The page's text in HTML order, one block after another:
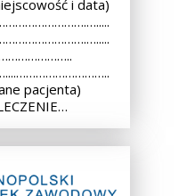
i data)
pacjenta)